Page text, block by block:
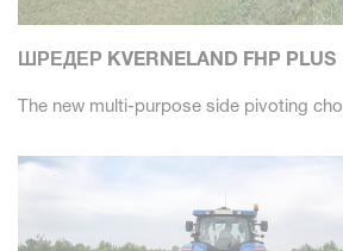
ШРЕДЕР KVERNELAND FHP PLUS
The new multi-purpose side pivoting